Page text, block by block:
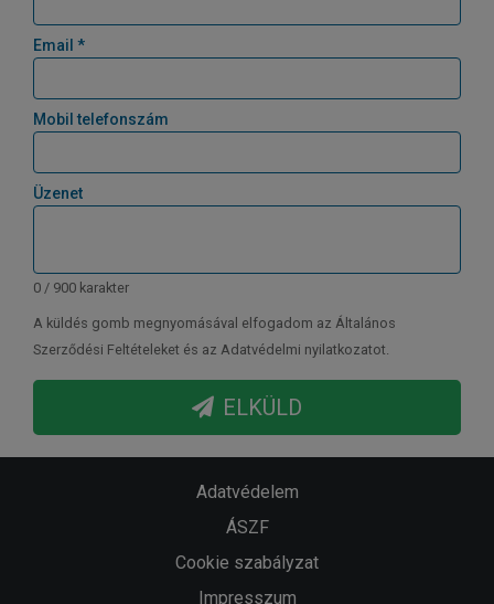
Email *
Mobil telefonszám
Üzenet
0 / 900 karakter
A küldés gomb megnyomásával elfogadom az Általános
Szerződési Feltételeket és az Adatvédelmi nyilatkozatot.
ELKÜLD
Adatvédelem
ÁSZF
Cookie szabályzat
Impresszum